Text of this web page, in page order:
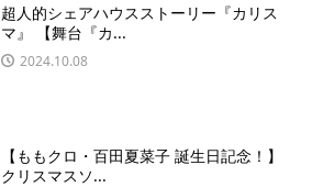
超人的シェアハウスストーリー『カリス
マ』 【舞台『カ...
2024.10.08
【ももクロ・百田夏菜子 誕生日記念！】
クリスマスソ...